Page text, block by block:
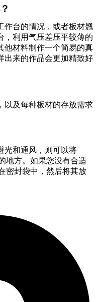
作台的情况，或者板材翘
，利用气压差压平较薄的
他材料制作一个简易的真
出来的作品会更加精致好
以及每种板材的存放需求
光和通风，则可以将
地方。如果您没有合适
密封袋中，然后将其放